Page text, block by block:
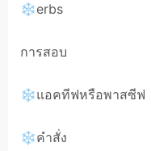
❄erbs
การสอบ
❄แอคทีฟหรือพาสซีฟ
❄คำสั่ง